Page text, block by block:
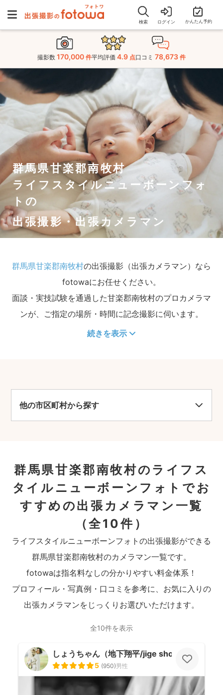
検索 ログイン かんたん予約
撮影数 170,000 件平均評価 4.9 点口コミ 78,673 件
群馬県甘楽郡南牧村
ライフスタイルニューボーンフォ
トの
出張撮影・出張カメラマン
群馬県甘楽郡南牧村の出張撮影（出張カメラマン）なら
fotowaにお任せください。
面談・実技試験を通過した甘楽郡南牧村のプロカメラマ
ンが、ご指定の場所・時間に記念撮影に伺います。
続きを表示
他の市区町村から探す
群馬県甘楽郡南牧村のライフス
タイルニューボーンフォトでお
すすめの出張カメラマン一覧
（全10件）
ライフスタイルニューボーンフォトの出張撮影ができる
群馬県甘楽郡南牧村のカメラマン一覧です。
fotowaは指名料なしの分かりやすい料金体系！
プロフィール・写真例・口コミを参考に、お気に入りの
出張カメラマンをじっくりお選びいただけます。
全10件を表示
しょうちゃん（地下翔平/jige shohe）
5 (950)男性